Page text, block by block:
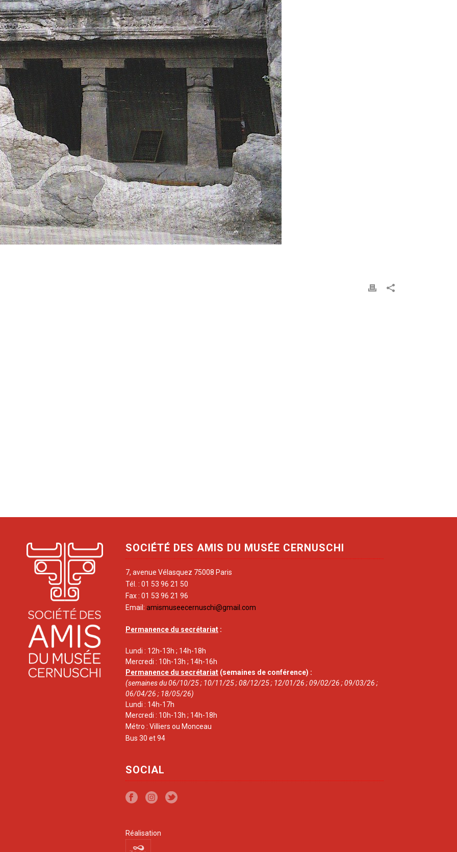
SOCIÉTÉ DES AMIS DU MUSÉE CERNUSCHI
7, avenue Vélasquez 75008 Paris
Tél. : 01 53 96 21 50
Fax : 01 53 96 21 96
Email: amismuseecernuschi@gmail.com
Permanence du secrétariat :
Lundi : 12h-13h ; 14h-18h
Mercredi : 10h-13h ; 14h-16h
Permanence du secrétariat (semaines de conférence) :
(semaines du 06/10/25 ; 10/11/25 ; 08/12/25 ; 12/01/26 ; 09/02/26 ; 09/03/26 ;
06/04/26 ; 18/05/26)
Lundi : 14h-17h
Mercredi : 10h-13h ; 14h-18h
Métro : Villiers ou Monceau
Bus 30 et 94
SOCIAL
Réalisation